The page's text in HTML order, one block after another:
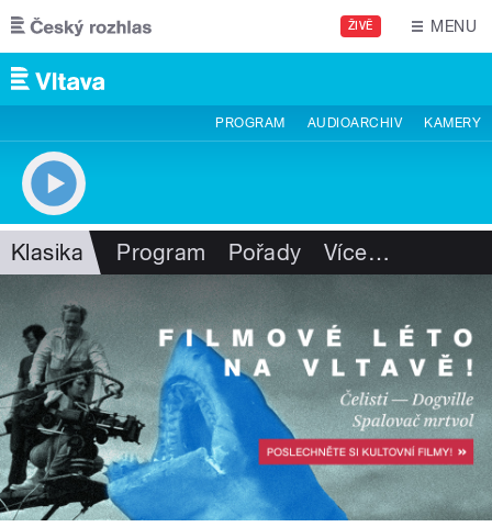
Přejít k hlavnímu obsahu
ŽIVĚ MENU
PROGRAM AUDIOARCHIV KAMERY
Klasika Program Pořady Více…